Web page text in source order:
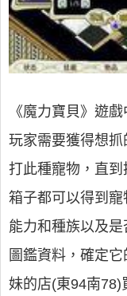
《魔力寶貝》遊
玩家需要獲得想
打此種寵物，直
箱子都可以得到
能力和種族以及
圖鑑資料，確定
妹的店(東94南78)